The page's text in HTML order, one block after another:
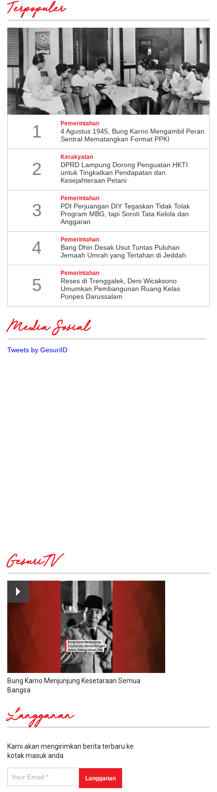
Terpopuler
1 Pemerintahan
4 Agustus 1945, Bung Karno Mengambil Peran
Sentral Mematangkan Format PPKI
2
Kerakyatan
DPRD Lampung Dorong Penguatan HKTI
untuk Tingkatkan Pendapatan dan
Kesejahteraan Petani
3
Pemerintahan
PDI Perjuangan DIY Tegaskan Tidak Tolak
Program MBG, tapi Soroti Tata Kelola dan
Anggaran
4 Pemerintahan
Bang Dhin Desak Usut Tuntas Puluhan
Jemaah Umrah yang Tertahan di Jeddah
5
Pemerintahan
​Reses di Trenggalek, Deni Wicaksono
Umumkan Pembangunan Ruang Kelas
Ponpes Darussalam
Media Sosial
Tweets by GesuriID
GesuriTV
Bung Karno Menjunjung Kesetaraan Semua
Bangsa
Langganan
Kami akan mengirimkan berita terbaru ke
kotak masuk anda